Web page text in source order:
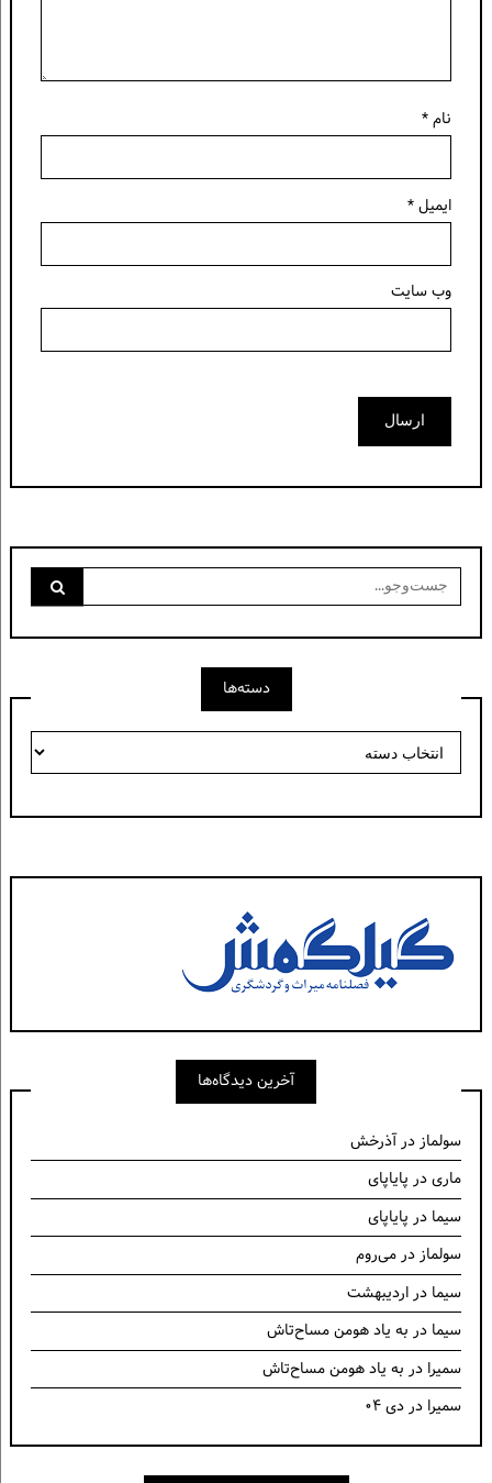
نام*
ایمیل*
وب‌ سایت
جست‌وجو
برای:
دسته‌ها
دسته‌ها
آخرین دیدگاه‌ها
سولمازدرآذرخش
ماریدر پایاپای
سیما در پایاپای
سولمازدرمی‌روم
سیما دراردیبهشت
سیما در به یاد هومن مساح‌تاش
سمیرا در به یاد هومن مساح‌تاش
سمیرا دردی ۰۴